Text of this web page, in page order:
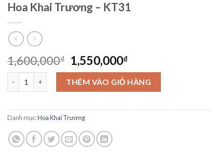
Hoa Khai Trương – KT31
1,600,000₫
Giá
gốc
là:
1,600,000₫.
1,550,000₫Giá
hiện
tại
là:
1,550,000₫.
Hoa Khai Trương - KT31 số lượng
THÊM VÀO GIỎ HÀNG
Danh mục:Hoa Khai Trương